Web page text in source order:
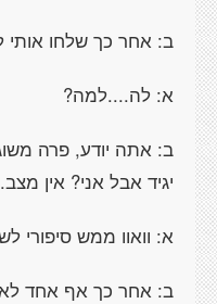
ב: אחר כך שלחו אותי
א: לה....למה?
ב: אתה יודע, פרה
יגיד אבל אני? אין מצב.
א: וואוו ממש סיפורי
ב: אחר כך אף אחד לא